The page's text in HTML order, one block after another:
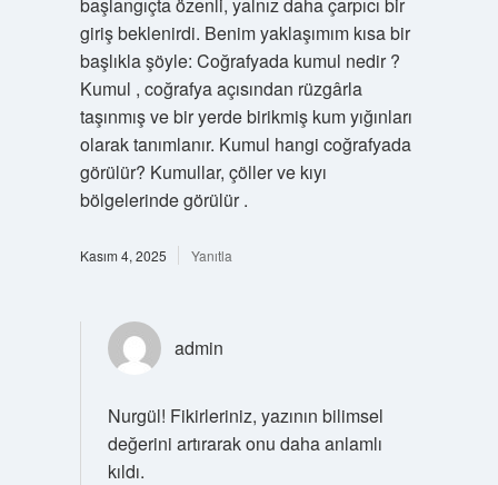
giriş beklenirdi. Benim yaklaşımım kısa bir
başlıkla şöyle: Coğrafyada kumul nedir ?
Kumul , coğrafya açısından rüzgârla
taşınmış ve bir yerde birikmiş kum yığınları
olarak tanımlanır. Kumul hangi coğrafyada
görülür? Kumullar, çöller ve kıyı
bölgelerinde görülür .
Kasım 4, 2025 Yanıtla
admin
Nurgül! Fikirleriniz, yazının bilimsel
değerini artırarak onu daha anlamlı
kıldı.